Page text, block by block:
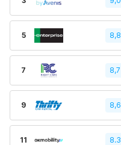
5 8,8
7 8,7
9 8,6
11 8.3